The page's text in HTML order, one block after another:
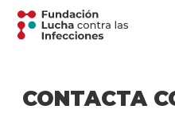
CONTACTA